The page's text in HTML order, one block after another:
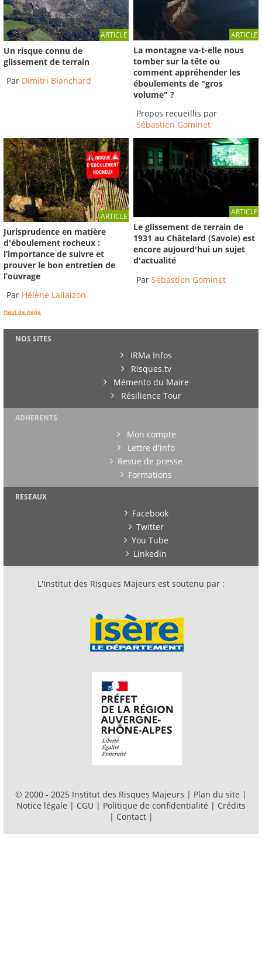
ARTICLE
Un risque connu de
glissement de terrain
Par Dimitri Blanchard
ARTICLE
La montagne va-t-elle nous
tomber sur la tête ou
comment appréhender les
éboulements de "gros
volume" ?
Propos recueillis par
Sébastien Gominet
ARTICLE
Jurisprudence en matière
d'éboulement rocheux :
l’importance de suivre et
prouver le bon entretien de
l’ouvrage
Par Hélène Lallaizon
ARTICLE
Le glissement de terrain de
1931 au Châtelard (Savoie) est
encore aujourd'hui un sujet
d'actualité
ParSébastien Gominet
Haut de page
NOS SITES
IRMa Infos
Risques.tv
Mémento du Maire
Résilience Tour
ADHERENTS
Mon compte
Lettre d'info
Revue de presse
Formations
RESEAUX
Facebook
Twitter
You Tube
Linkedin
L'Institut des Risques Majeurs est soutenu par :
© 2000 - 2025 Institut des Risques Majeurs | Plan du site |
Notice légale | CGU | Politique de confidentialité | Crédits
| Contact |